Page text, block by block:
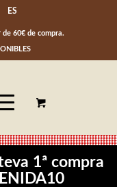
ES
de 60€ de compra.
1ª compra